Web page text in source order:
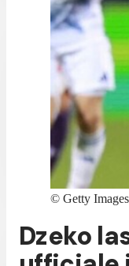
© Getty Images
Dzeko